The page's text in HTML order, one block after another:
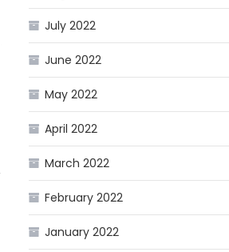
July 2022
June 2022
May 2022
April 2022
March 2022
February 2022
January 2022